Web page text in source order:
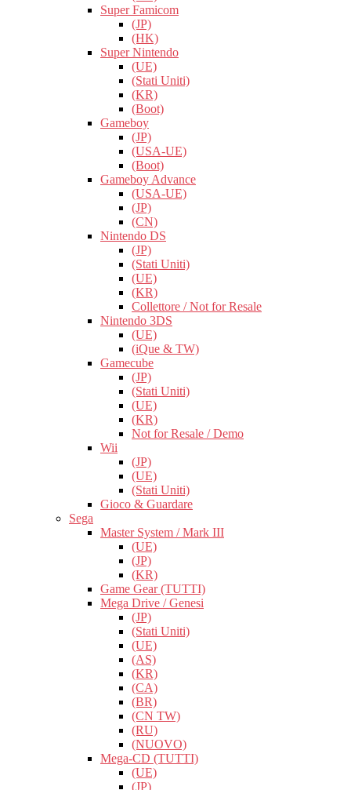
Super Famicom
(JP)
(HK)
Super Nintendo
(UE)
(Stati Uniti)
(KR)
(Boot)
Gameboy
(JP)
(USA-UE)
(Boot)
Gameboy Advance
(USA-UE)
(JP)
(CN)
Nintendo DS
(JP)
(Stati Uniti)
(UE)
(KR)
Collettore / Not for Resale
Nintendo 3DS
(UE)
(iQue & TW)
Gamecube
(JP)
(Stati Uniti)
(UE)
(KR)
Not for Resale / Demo
Wii
(JP)
(UE)
(Stati Uniti)
Gioco & Guardare
Sega
Master System / Mark III
(UE)
(JP)
(KR)
Game Gear (TUTTI)
Mega Drive / Genesi
(JP)
(Stati Uniti)
(UE)
(AS)
(KR)
(CA)
(BR)
(CN TW)
(RU)
(NUOVO)
Mega-CD (TUTTI)
(UE)
(JP)